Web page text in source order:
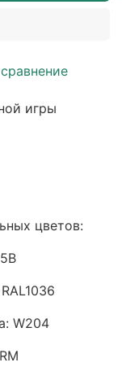
игры
цветов:
W204